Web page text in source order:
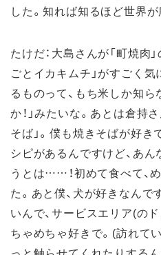
した。知れば知るほど世界が
たけだ：大島さんが「町焼肉
ごとイカキムチ」がすごく
るものって、もち米しか知ら
か！」みたいな。あとは倉持
そば」。僕も焼きそばが好
シピがあるんですけど、あ
うとは……！初めて食べて、
た。あと僕、犬が好きなん
いんで、サービスエリア(の
ちゃめちゃ好きで。(訪れて